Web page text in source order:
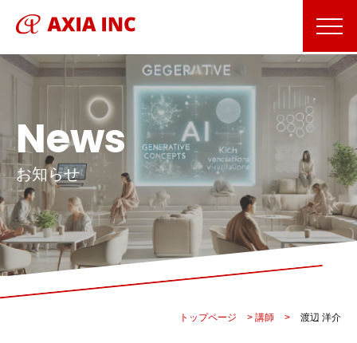
News
お知らせ
トップページ > 講師 > 渡辺 洋介